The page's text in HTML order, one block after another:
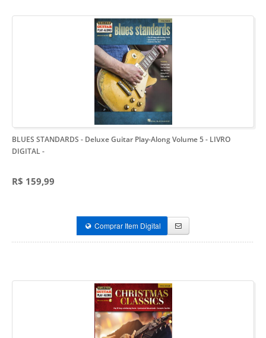
BLUES STANDARDS - Deluxe Guitar Play-Along Volume 5 - LIVRO
DIGITAL-
R$ 159,99
Comprar Item Digital